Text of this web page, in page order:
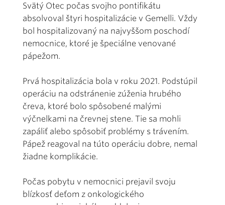
Svätý Otec počas svojho pontifikátu
absolvoval štyri hospitalizácie v Gemelli. Vždy
bol hospitalizovaný na najvyššom poschodí
nemocnice, ktoré je špeciálne venované
pápežom.
Prvá hospitalizácia bola v roku 2021. Podstúpil
operáciu na odstránenie zúženia hrubého
čreva, ktoré bolo spôsobené malými
výčnelkami na črevnej stene. Tie sa mohli
zapáliť alebo spôsobiť problémy s trávením.
Pápež reagoval na túto operáciu dobre, nemal
žiadne komplikácie.
Počas pobytu v nemocnici prejavil svoju
blízkosť deťom z onkologického